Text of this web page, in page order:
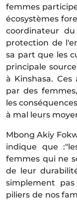
femmes
écosystèmes
coordinateur
protection de
sa part que les
principale
à Kinshasa.
par des
les
à mal leurs
Mbong Akiy
indique que
femmes qui ne
de leur
simplement
piliers de nos